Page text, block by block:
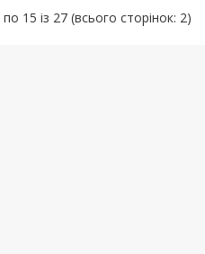
15 із 27 (всього сторінок: 2)